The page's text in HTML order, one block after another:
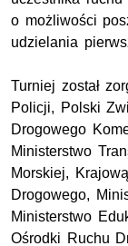
o możliwości
udzielania
Turniej został
Policji, Polski
Drogowego
Ministerstwo
Morskiej,
Drogowego,
Ministerstwo
Ośrodki Ruchu